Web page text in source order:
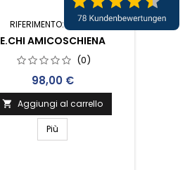
RIFERIMENTO: E.CHI9
E.CHI AMICOSCHIENA
(0)
Prezzo
98,00 €
 Aggiungi al carrello
Più